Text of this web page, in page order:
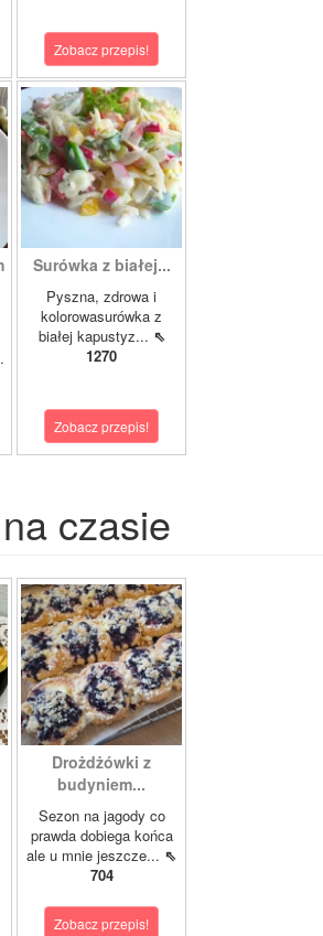
Zobacz przepis!
Surówka z białej...
Pyszna, zdrowa i
kolorowasurówka z
białej kapustyz... ⇖
1270
Zobacz przepis!
czasie
Drożdżówki z
budyniem...
Sezon na jagody co
prawda dobiega końca
ale u mnie jeszcze... ⇖
704
Zobacz przepis!